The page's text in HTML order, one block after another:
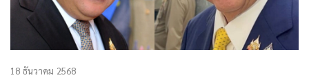
18 ธันวาคม 2568